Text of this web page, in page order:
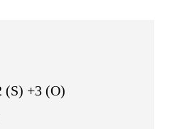
(S) +3 (O)